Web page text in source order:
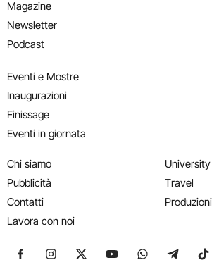
Magazine
Newsletter
Podcast
Eventi e Mostre
Inaugurazioni
Finissage
Eventi in giornata
Chi siamo
Pubblicità
Contatti
Lavora con noi
University
Travel
Produzioni
Seguici su Facebook
Seguici su Instagram
Seguici su X
Seguici su YouTube
Seguici su
Seguici